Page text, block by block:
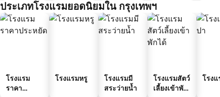
ประเภทโรงแรมยอดนิยมใน กรุงเทพฯ
โรงแรม
ราคา
โรงแรมหรู
โรงแรมมี
สระว่ายน้ำ
โรงแรมสัตว์
เลี้ยงเข้าพัก
โรง